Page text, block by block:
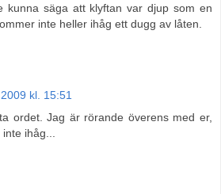
kunna säga att klyftan var djup som en
inte heller ihåg ett dugg av låten.
kl. 15:51
ordet. Jag är rörande överens med er,
ihåg...